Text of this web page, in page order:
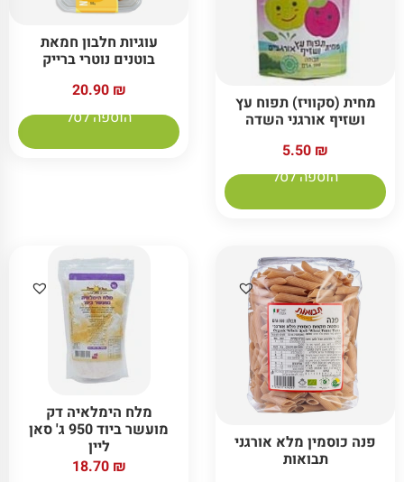
מחית (סקוויז) תפוח עץ
ושזיף אורגני השדה
5.50 ₪
הוספה לסל
עוגיות חלבון חמאת
בוטנים נוטרי ברייק
20.90 ₪
הוספה לסל
פנה כוסמין מלא אורגני
תבואות
מלח הימלאיה דק
מועשר ביוד 950 ג' סאן
ליין
18.70 ₪